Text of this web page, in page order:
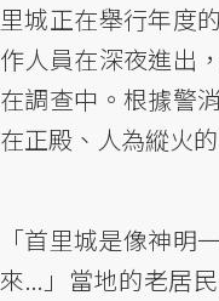
里城正在舉行年度
作人員在深夜進出
在調查中。根據警
在正殿、人為縱火
「首里城是像神明
來...」當地的老居